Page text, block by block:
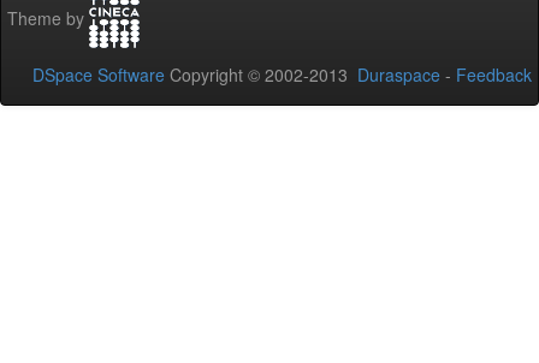
Theme by
DSpace Software Copyright © 2002-2013 Duraspace - Feedback